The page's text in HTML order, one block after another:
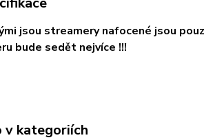
jsou streamery nafocené jsou
bude sedět nejvíce !!!
v kategoriích